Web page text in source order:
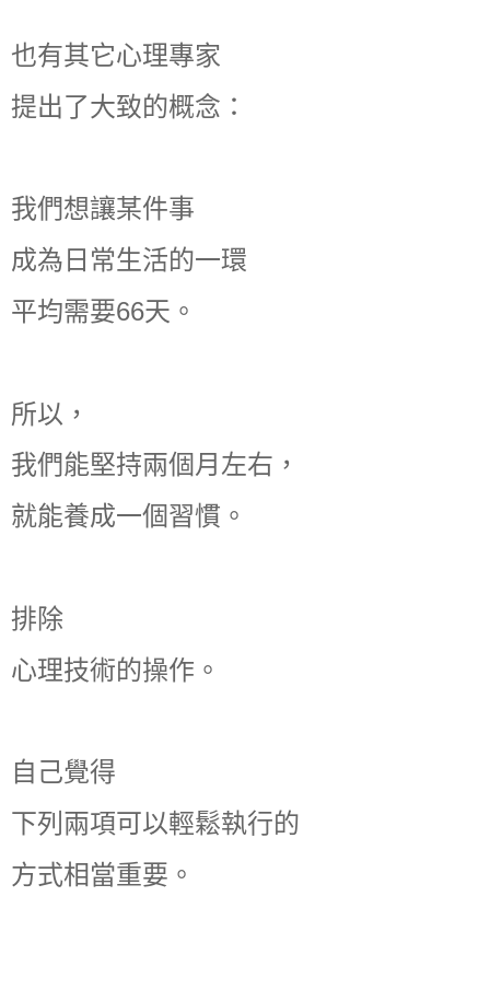
也有其它心理專家
提出了大致的概念：
我們想讓某件事
成為日常生活的一環
平均需要66天。
所以，
我們能堅持兩個月左右，
就能養成一個習慣。
排除
心理技術的操作。
自己覺得
下列兩項可以輕鬆執行的
方式相當重要。